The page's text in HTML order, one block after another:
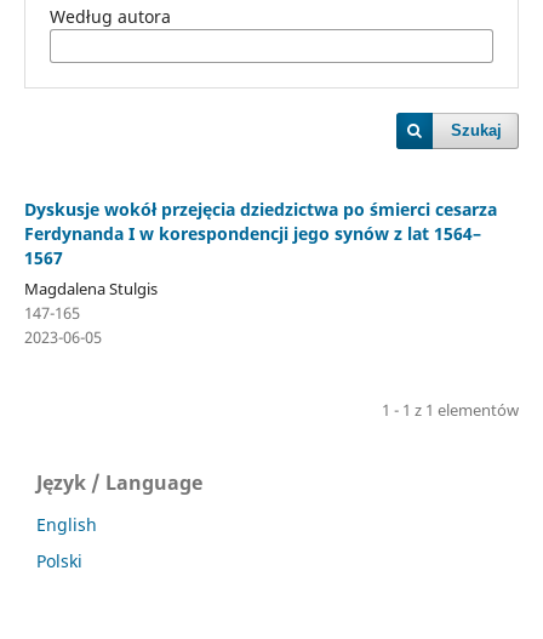
Według autora
Szukaj
Dyskusje wokół przejęcia dziedzictwa po śmierci cesarza
Ferdynanda I w korespondencji jego synów z lat 1564–
1567
Magdalena Stulgis
147-165
2023-06-05
1 - 1 z 1 elementów
Język / Language
English
Polski